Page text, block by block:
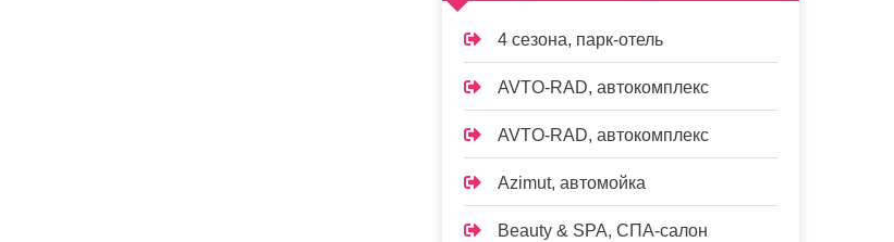
4 сезона, парк-отель
AVTO-RAD, автокомплекс
AVTO-RAD, автокомплекс
Azimut, автомойка
Beauty & SPA, СПА-салон